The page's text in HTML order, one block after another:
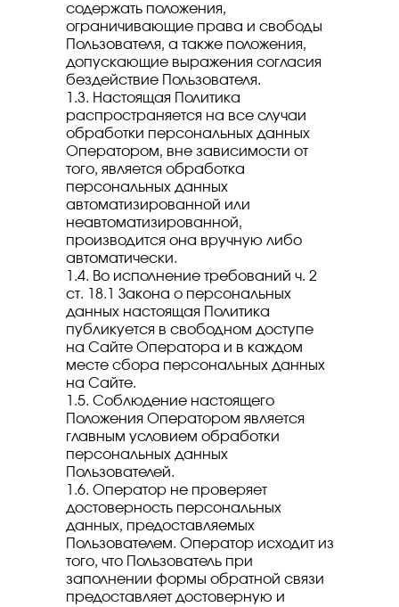
содержать положения,
ограничивающие права и свободы
Пользователя, а также положения,
допускающие выражения согласия
бездействие Пользователя.
1.3. Настоящая Политика
распространяется на все случаи
обработки персональных данных
Оператором, вне зависимости от
того, является обработка
персональных данных
автоматизированной или
неавтоматизированной,
производится она вручную либо
автоматически.
1.4. Во исполнение требований ч. 2
ст. 18.1 Закона о персональных
данных настоящая Политика
публикуется в свободном доступе
на Сайте Оператора и в каждом
месте сбора персональных данных
на Сайте.
1.5. Соблюдение настоящего
Положения Оператором является
главным условием обработки
персональных данных
Пользователей.
1.6. Оператор не проверяет
достоверность персональных
данных, предоставляемых
Пользователем. Оператор исходит из
того, что Пользователь при
заполнении формы обратной связи
предоставляет достоверную и